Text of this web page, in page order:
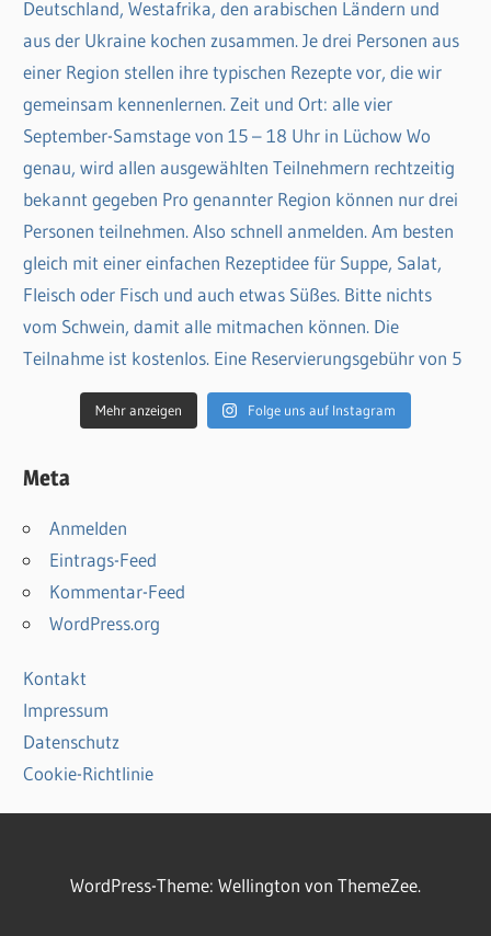
Mehr anzeigen Folge uns auf Instagram
Meta
Anmelden
Eintrags-Feed
Kommentar-Feed
WordPress.org
Kontakt
Impressum
Datenschutz
Cookie-Richtlinie
WordPress-Theme: Wellington von ThemeZee.